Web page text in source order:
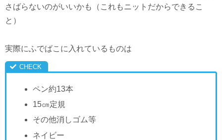
さばらないのがいいかも（これもニットだからできるこ
と）
実際にふでばこに入れているものは
ペン約13本
15㎝定規
その他消しゴム等
ネイビー